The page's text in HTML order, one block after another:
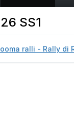
SS1
ralli - Rally di